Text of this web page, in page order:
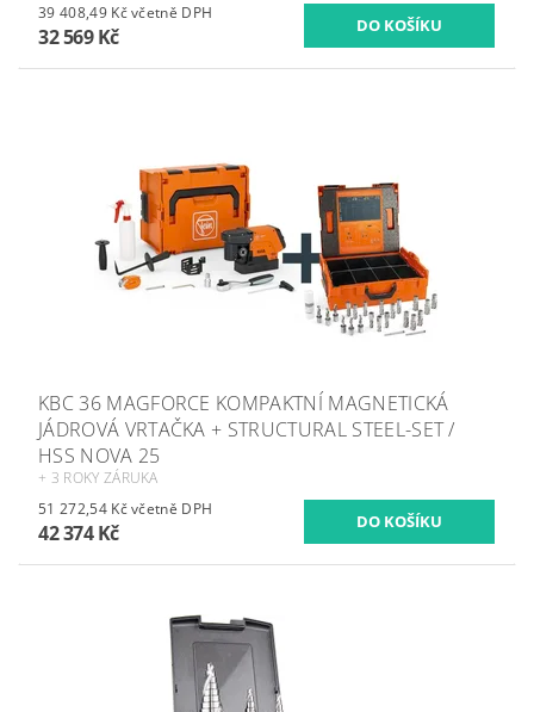
39 408,49 Kč včetně DPH
32 569 Kč
KBC 36 MAGFORCE KOMPAKTNÍ MAGNETICKÁ
JÁDROVÁ VRTAČKA + STRUCTURAL STEEL-SET /
HSS NOVA 25
+ 3 ROKY ZÁRUKA
51 272,54 Kč včetně DPH
42 374 Kč